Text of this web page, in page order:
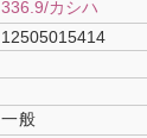
336.9/カシハ
12505015414
一般